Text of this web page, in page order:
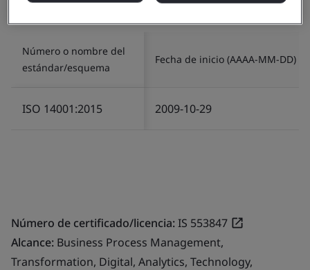
Número o nombre del
estándar/esquema
Fecha de inicio (AAAA-MM-DD)
ISO 14001:2015 2009-10-29
Número de certificado/licencia:IS 553847
Alcance: Business Process Management,
Transformation, Digital, Analytics, Technology,